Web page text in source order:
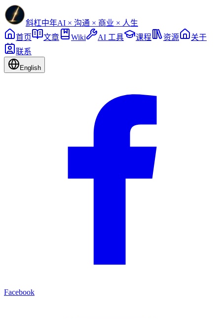
斜杠中年AI × 沟通 × 商业 × 人生
首页
文章 Wiki AI 工具 课程 资源
关于
联系
English
Facebook